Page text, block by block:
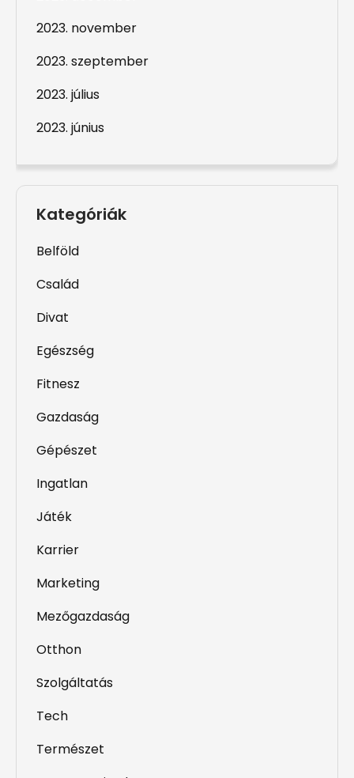
2023. november
2023. szeptember
2023. július
2023. június
Kategóriák
Belföld
Család
Divat
Egészség
Fitnesz
Gazdaság
Gépészet
Ingatlan
Játék
Karrier
Marketing
Mezőgazdaság
Otthon
Szolgáltatás
Tech
Természet